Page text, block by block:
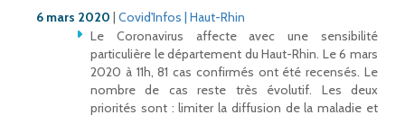
6 mars 2020 | Covid'Infos | Haut-Rhin
Le Coronavirus affecte avec une sensibilité
particulière le département du Haut-Rhin. Le 6 mars
2020 à 11h, 81 cas confirmés ont été recensés. Le
nombre de cas reste très évolutif. Les deux
priorités sont : limiter la diffusion de la maladie et